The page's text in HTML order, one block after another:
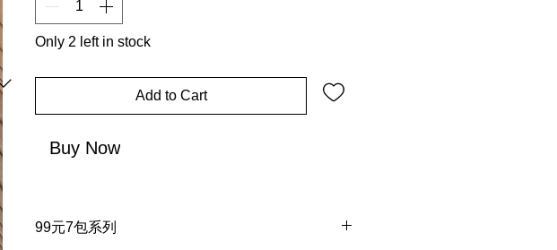
Only 2 left in stock
Add to Cart
Buy Now
99元7包系列